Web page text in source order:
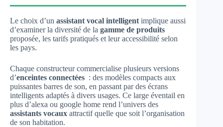
Le choix d’un assistant vocal intelligent implique aussi
d’examiner la diversité de la gamme de produits
proposée, les tarifs pratiqués et leur accessibilité selon
les pays.
Chaque constructeur commercialise plusieurs versions
d’enceintes connectées : des modèles compacts aux
puissantes barres de son, en passant par des écrans
intelligents adaptés à divers usages. Ce large éventail en
plus d’alexa ou google home rend l’univers des
assistants vocaux attractif quelle que soit l’organisation
de son habitation.